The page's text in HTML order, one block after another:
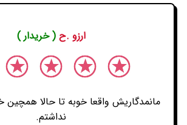
ارزو .ح( خریدار )
مانمدگاریش واقعا خوبه تا حالا
نداشتم.